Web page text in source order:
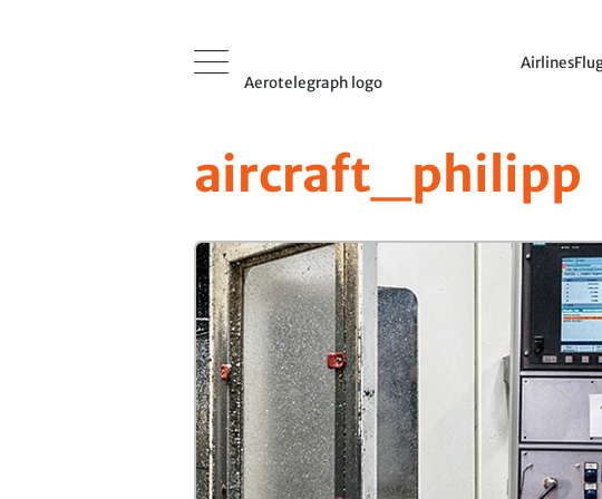
Aerotelegraph logo
Airlines
aircraft_philipp